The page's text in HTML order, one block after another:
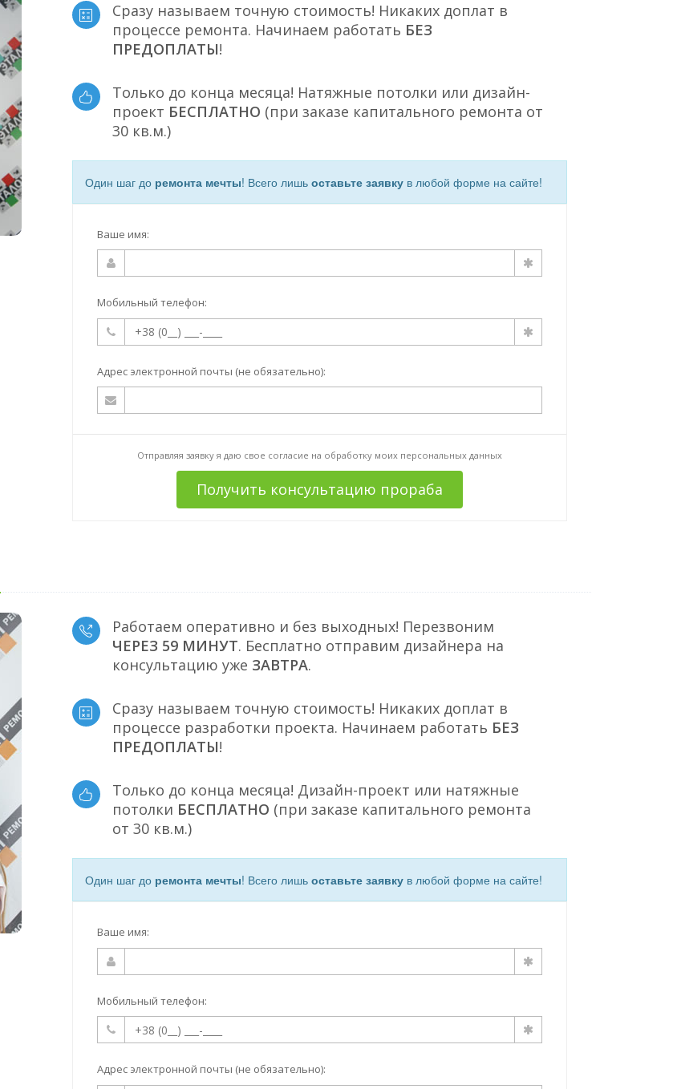
Сразу называем точную стоимость! Никаких доплат в
процессе ремонта. Начинаем работать БЕЗ
ПРЕДОПЛАТЫ!
Только до конца месяца! Натяжные потолки или дизайн-
проект БЕСПЛАТНО (при заказе капитального ремонта от
30 кв.м.)
Один шаг до ремонта мечты! Всего лишь оставьте заявкув любой форме на сайте!
Ваше имя:
Мобильный телефон:
Адрес электронной почты (не обязательно):
Отправляя заявку я даю свое согласие на обработку моих персональных данных
Получить консультацию прораба
Работаем оперативно и без выходных! Перезвоним
ЧЕРЕЗ 59 МИНУТ. Бесплатно отправим дизайнера на
консультацию уже ЗАВТРА.
Сразу называем точную стоимость! Никаких доплат в
процессе разработки проекта. Начинаем работать БЕЗ
ПРЕДОПЛАТЫ!
Только до конца месяца! Дизайн-проект или натяжные
потолки БЕСПЛАТНО (при заказе капитального ремонта
от 30 кв.м.)
Один шаг до ремонта мечты! Всего лишь оставьте заявкув любой форме на сайте!
Ваше имя:
Мобильный телефон:
Адрес электронной почты (не обязательно):